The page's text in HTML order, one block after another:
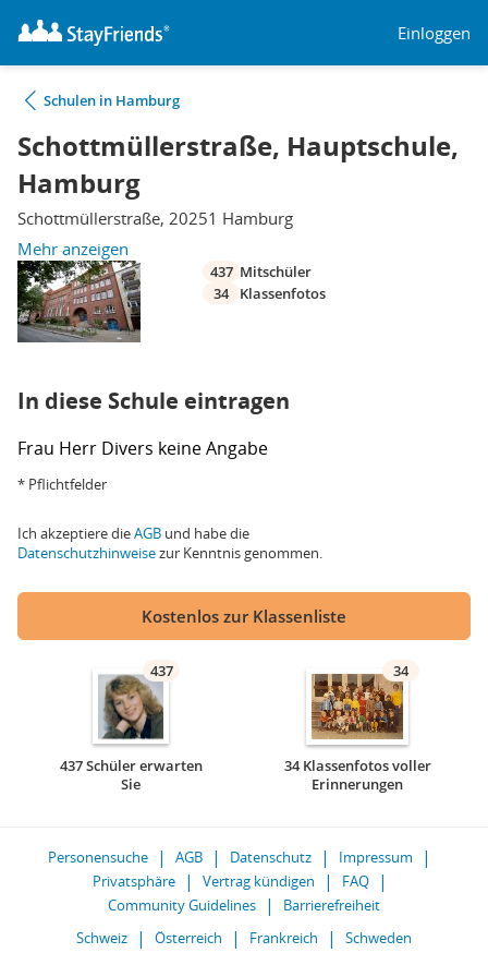
Einloggen
Schulen in Hamburg
Schottmüllerstraße, Hauptschule,
Hamburg
Schottmüllerstraße, 20251 Hamburg
Mehr anzeigen
437 Mitschüler
34
Klassenfotos
In diese Schule eintragen
Frau Herr Divers keine Angabe
* Pflichtfelder
Ich akzeptiere dieAGB und habe die
Datenschutzhinweisezur Kenntnis genommen.
Kostenlos zur Klassenliste
437
437 Schüler erwarten
Sie
34
34 Klassenfotos voller
Erinnerungen
Personensuche AGB Datenschutz
Impressum
Privatsphäre
Vertrag kündigen
FAQ
Community Guidelines
Barrierefreiheit
Schweiz
Österreich Frankreich Schweden